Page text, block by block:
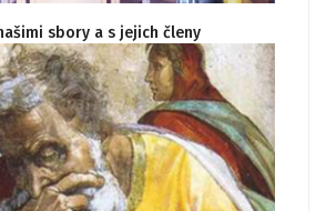
sbory a s jejich členy